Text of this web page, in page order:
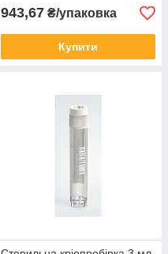
943,67 ₴/упаковка
Купити